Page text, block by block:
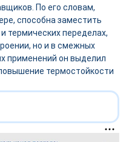
По его словам,
способна заместить
термических переделах,
но и в смежных
применений он выделил
термостойкости